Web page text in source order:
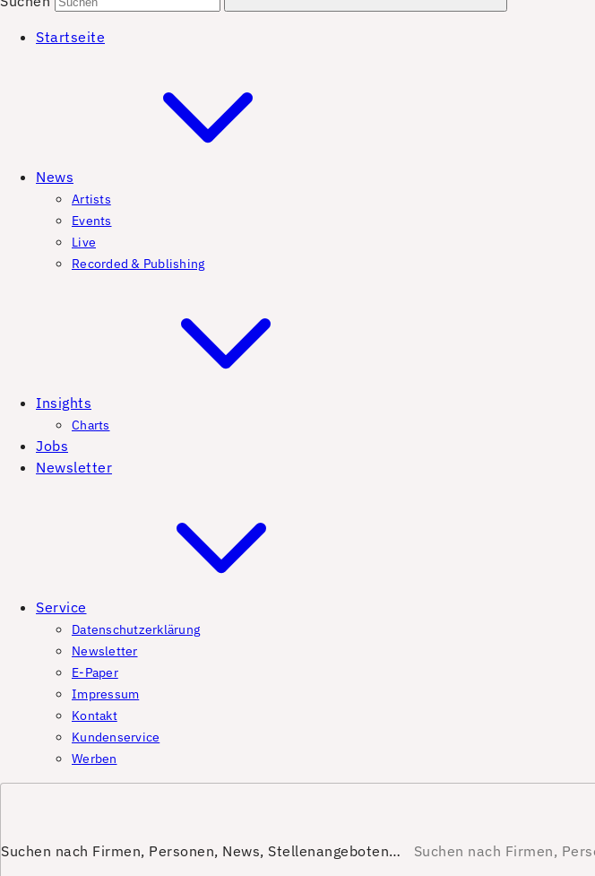
Startseite
News
Artists
Events
Live
Recorded & Publishing
Insights
Charts
Jobs
Newsletter
Service
Datenschutzerklärung
Newsletter
E-Paper
Impressum
Kontakt
Kundenservice
Werben
Suchen nach Firmen, Personen, News, Stellenangeboten…